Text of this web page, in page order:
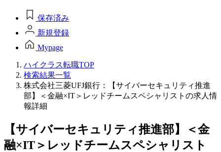
保存済み
新規登録
Mypage
ハイクラス転職TOP
検索結果一覧
株式会社三菱UFJ銀行：【サイバーセキュリティ推進
部】＜金融×IT＞レッドチームスペシャリストの求人情
報詳細
【サイバーセキュリティ推進部】＜金
融×IT＞レッドチームスペシャリスト